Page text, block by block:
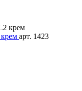
арт. 1423